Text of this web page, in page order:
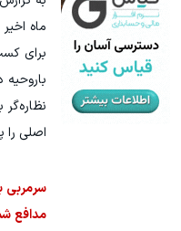
ماه
برای
اصلی را
سرمربی
مدافع